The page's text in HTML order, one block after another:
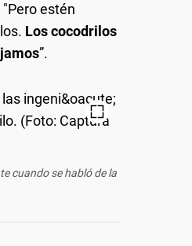
estén
Los cocodrilos
”.
cuando se habló de la